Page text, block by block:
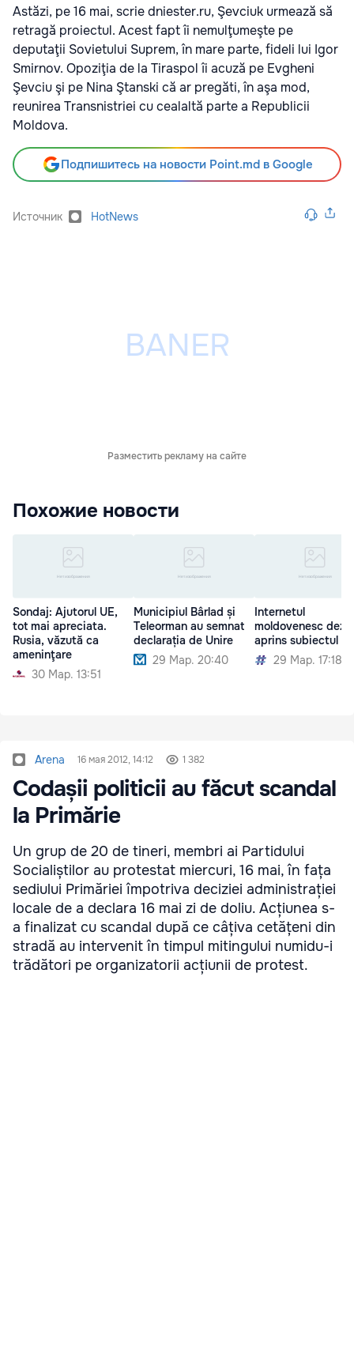
Astăzi, pe 16 mai, scrie dniester.ru, Şevciuk urmează să
retragă proiectul. Acest fapt îi nemulţumeşte pe
deputaţii Sovietului Suprem, în mare parte, fideli lui Igor
Smirnov. Opoziţia de la Tiraspol îi acuză pe Evgheni
Şevciu şi pe Nina Ştanski că ar pregăti, în aşa mod,
reunirea Transnistriei cu cealaltă parte a Republicii
Moldova.
Подпишитесь на новости Point.md в Google
Источник HotNews
Разместить рекламу на сайте
Похожие новости
Sondaj: Ajutorul UE,
tot mai apreciata.
Rusia, văzută ca
ameninţare
30 Мар. 13:51
Municipiul Bârlad și
Teleorman au semnat
declarația de Unire
29 Мар. 20:40
Internetul
moldovenesc
aprins subiectul
29 Мар. 17:18
Arena 16 мая 2012, 14:12 1 382
Codașii politicii au făcut scandal
la Primărie
Un grup de 20 de tineri, membri ai Partidului
Socialiștilor au protestat miercuri, 16 mai, în fața
sediului Primăriei împotriva deciziei administrației
locale de a declara 16 mai zi de doliu. Acțiunea s-
a finalizat cu scandal după ce câțiva cetățeni din
stradă au intervenit în timpul mitingului numidu-i
trădători pe organizatorii acțiunii de protest.